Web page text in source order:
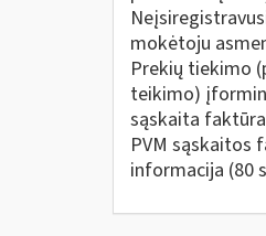
mokėtoju
Prekių tiekimo
teikimo)
sąskaita
PVM sąskaitos
informacija (80